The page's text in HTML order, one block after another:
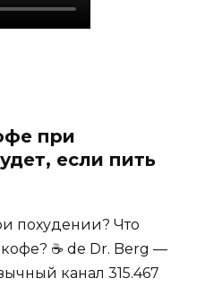
при
если пить
похудении? Что
☕️ de Dr. Berg —
канал 315.467